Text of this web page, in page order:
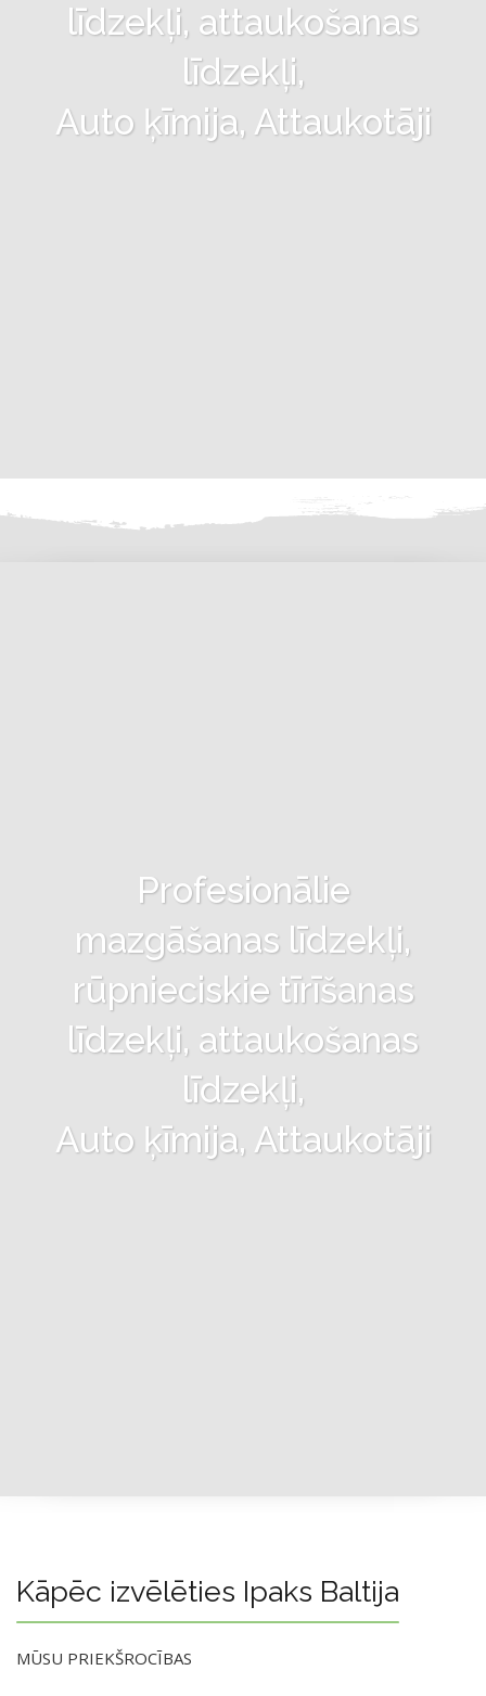
līdzekļi, attaukošanas
līdzekļi,
Auto ķīmija, Attaukotāji
Profesionālie
mazgāšanas līdzekļi,
rūpnieciskie tīrīšanas
līdzekļi, attaukošanas
līdzekļi,
Auto ķīmija, Attaukotāji
Kāpēc izvēlēties Ipaks Baltija
MŪSU PRIEKŠROCĪBAS